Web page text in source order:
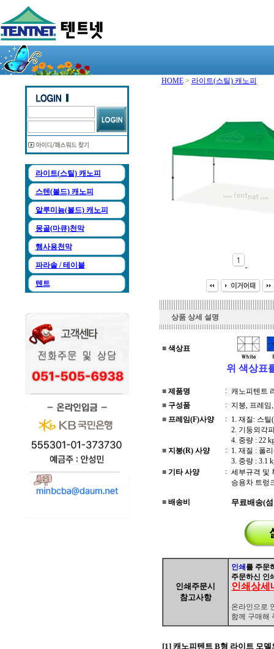
라이트(스틸) 캐노피
스텐(볼드) 캐노피
알루미늄(볼드) 캐노피
몽골(마큐)천막
행사용천막
파라솔 / 테이블
텐트
HOME> 라이트(스틸) 캐노피
상품 상세 설명